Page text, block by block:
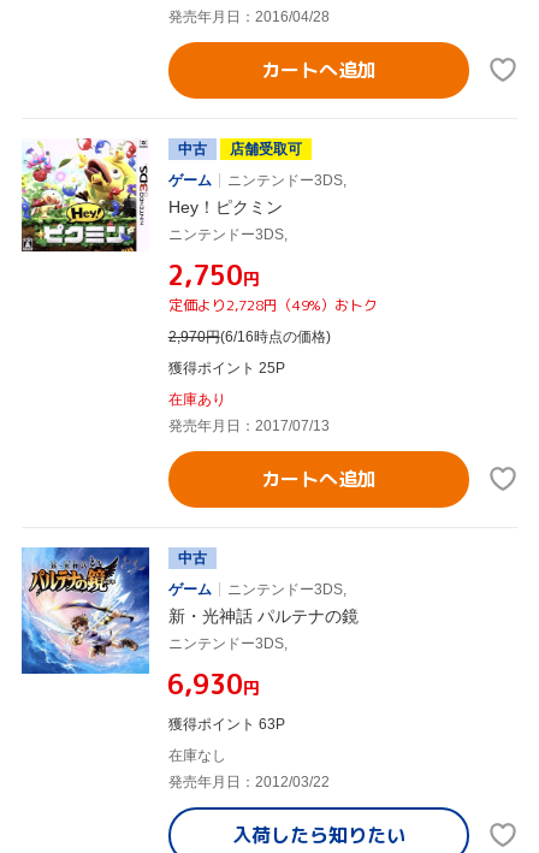
発売年月日：2016/04/28
カートへ追加
中古
店舗受取可
ゲーム
ニンテンドー3DS,
Hey！ピクミン
ニンテンドー3DS,
¥2,750円
定価より2,728円（49%）おトク
2,970円(6/16時点の価格)
獲得ポイント 25P
在庫あり
発売年月日：2017/07/13
カートへ追加
中古
ゲーム
ニンテンドー3DS,
新・光神話 パルテナの鏡
ニンテンドー3DS,
¥6,930円
獲得ポイント 63P
在庫なし
発売年月日：2012/03/22
入荷したら知りたい